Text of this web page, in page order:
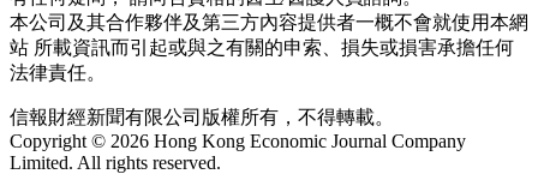
本公司及其合作夥伴及第三方內容提供者一概不會就使用本網
站 所載資訊而引起或與之有關的申索、損失或損害承擔任何
法律責任。
信報財經新聞有限公司版權所有，不得轉載。
Copyright © 2026 Hong Kong Economic Journal Company
Limited. All rights reserved.